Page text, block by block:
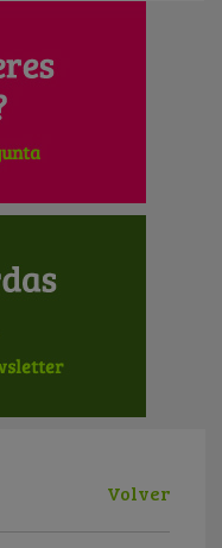
Volver